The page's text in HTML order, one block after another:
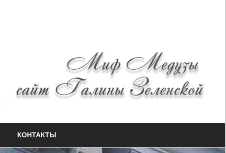
КОНТАКТЫ